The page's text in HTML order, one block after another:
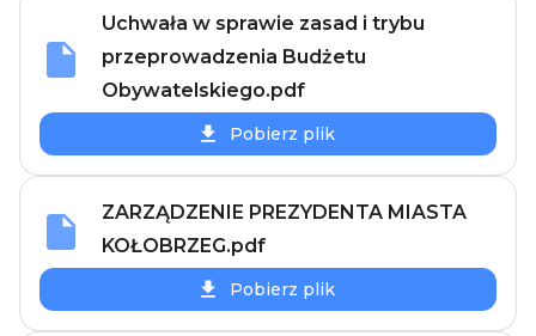
Uchwała w sprawie zasad i trybu
przeprowadzenia Budżetu
Obywatelskiego.pdf
Pobierz plik
ZARZĄDZENIE PREZYDENTA MIASTA
KOŁOBRZEG.pdf
Pobierz plik